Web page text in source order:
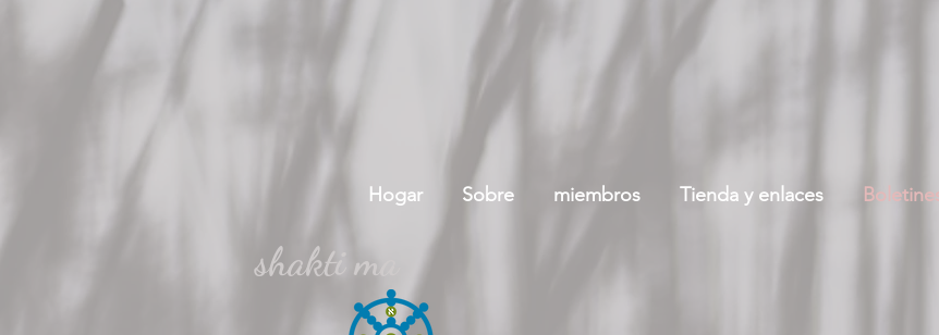
Hogar Sobre miembros Tienda y enlaces Boletines
shakti ma